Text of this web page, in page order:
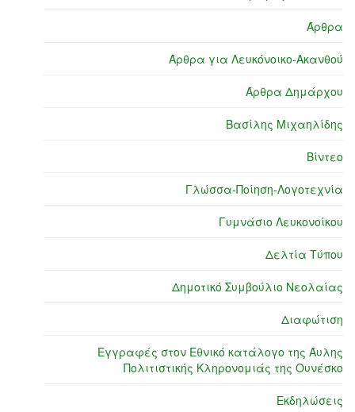
Άρθρα
Άρθρα για Λευκόνοικο-Ακανθού
Άρθρα Δημάρχου
Βασίλης Μιχαηλίδης
Βίντεο
Γλώσσα-Ποίηση-Λογοτεχνία
Γυμνάσιο Λευκονοίκου
Δελτία Τύπου
Δημοτικό Συμβούλιο Νεολαίας
Διαφώτιση
Εγγραφές στον Εθνικό κατάλογο της Άυλης
Πολιτιστικής Κληρονομιάς της Ουνέσκο
Εκδηλώσεις